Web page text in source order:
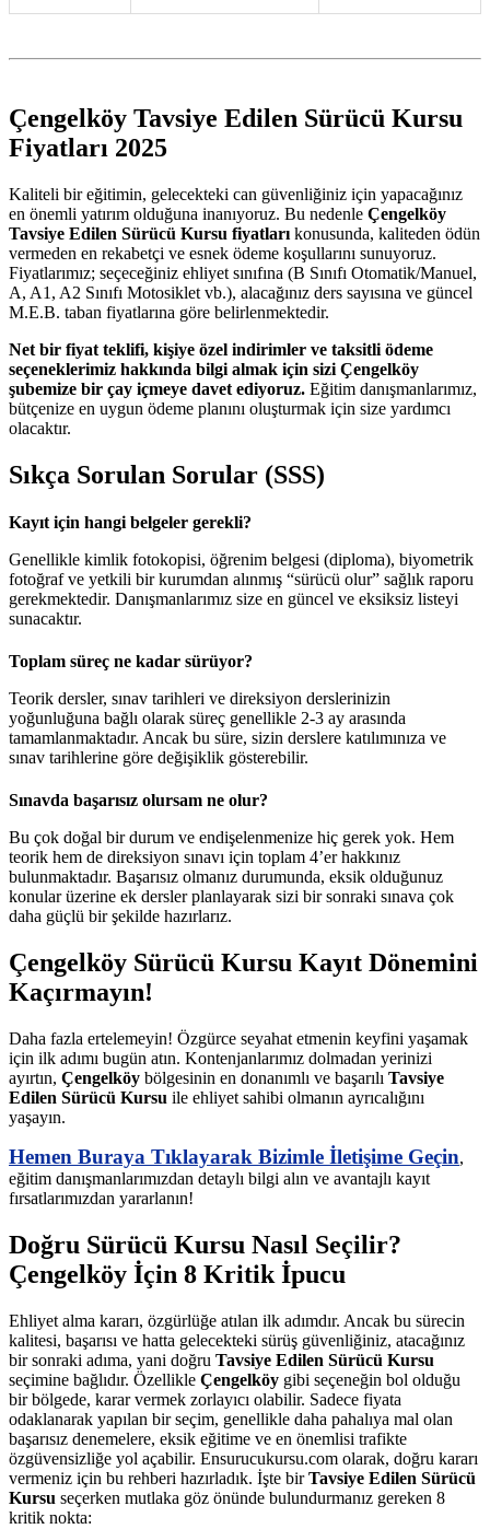
Çengelköy Tavsiye Edilen Sürücü Kursu
Fiyatları 2025
Kaliteli bir eğitimin, gelecekteki can güvenliğiniz için yapacağınız
en önemli yatırım olduğuna inanıyoruz. Bu nedenle Çengelköy
Tavsiye Edilen Sürücü Kursu fiyatları konusunda, kaliteden ödün
vermeden en rekabetçi ve esnek ödeme koşullarını sunuyoruz.
Fiyatlarımız; seçeceğiniz ehliyet sınıfına (B Sınıfı Otomatik/Manuel,
A, A1, A2 Sınıfı Motosiklet vb.), alacağınız ders sayısına ve güncel
M.E.B. taban fiyatlarına göre belirlenmektedir.
Net bir fiyat teklifi, kişiye özel indirimler ve taksitli ödeme
seçeneklerimiz hakkında bilgi almak için sizi Çengelköy
şubemize bir çay içmeye davet ediyoruz. Eğitim danışmanlarımız,
bütçenize en uygun ödeme planını oluşturmak için size yardımcı
olacaktır.
Sıkça Sorulan Sorular (SSS)
Kayıt için hangi belgeler gerekli?
Genellikle kimlik fotokopisi, öğrenim belgesi (diploma), biyometrik
fotoğraf ve yetkili bir kurumdan alınmış “sürücü olur” sağlık raporu
gerekmektedir. Danışmanlarımız size en güncel ve eksiksiz listeyi
sunacaktır.
Toplam süreç ne kadar sürüyor?
Teorik dersler, sınav tarihleri ve direksiyon derslerinizin
yoğunluğuna bağlı olarak süreç genellikle 2-3 ay arasında
tamamlanmaktadır. Ancak bu süre, sizin derslere katılımınıza ve
sınav tarihlerine göre değişiklik gösterebilir.
Sınavda başarısız olursam ne olur?
Bu çok doğal bir durum ve endişelenmenize hiç gerek yok. Hem
teorik hem de direksiyon sınavı için toplam 4’er hakkınız
bulunmaktadır. Başarısız olmanız durumunda, eksik olduğunuz
konular üzerine ek dersler planlayarak sizi bir sonraki sınava çok
daha güçlü bir şekilde hazırlarız.
Çengelköy Sürücü Kursu Kayıt Dönemini
Kaçırmayın!
Daha fazla ertelemeyin! Özgürce seyahat etmenin keyfini yaşamak
için ilk adımı bugün atın. Kontenjanlarımız dolmadan yerinizi
ayırtın, Çengelköy bölgesinin en donanımlı ve başarılı Tavsiye
Edilen Sürücü Kursu ile ehliyet sahibi olmanın ayrıcalığını
yaşayın.
Hemen Buraya Tıklayarak Bizimle İletişime Geçin,
eğitim danışmanlarımızdan detaylı bilgi alın ve avantajlı kayıt
fırsatlarımızdan yararlanın!
Doğru Sürücü Kursu Nasıl Seçilir?
Çengelköy İçin 8 Kritik İpucu
Ehliyet alma kararı, özgürlüğe atılan ilk adımdır. Ancak bu sürecin
kalitesi, başarısı ve hatta gelecekteki sürüş güvenliğiniz, atacağınız
bir sonraki adıma, yani doğru Tavsiye Edilen Sürücü Kursu
seçimine bağlıdır. Özellikle Çengelköy gibi seçeneğin bol olduğu
bir bölgede, karar vermek zorlayıcı olabilir. Sadece fiyata
odaklanarak yapılan bir seçim, genellikle daha pahalıya mal olan
başarısız denemelere, eksik eğitime ve en önemlisi trafikte
özgüvensizliğe yol açabilir. Ensurucukursu.com olarak, doğru kararı
vermeniz için bu rehberi hazırladık. İşte birTavsiye Edilen Sürücü
Kursu seçerken mutlaka göz önünde bulundurmanız gereken 8
kritik nokta: